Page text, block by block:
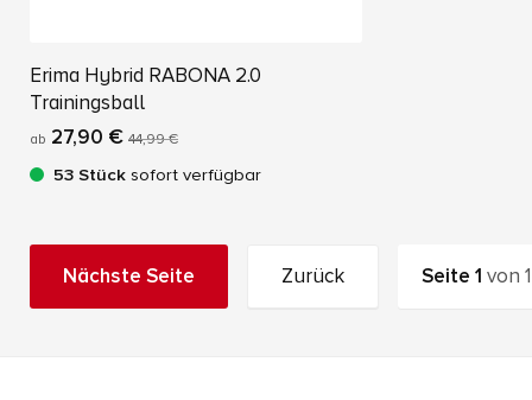
Erima Hybrid RABONA 2.0
Trainingsball
ab 27,90 € 44,99 €
53 Stück sofort verfügbar
Nächste Seite Zurück Seite1 von1